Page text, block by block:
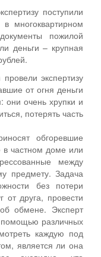
поступили
многоквартирном
пожилой
деньги – крупная
экспертизу
от огня деньги
они очень хрупки и
потерять часть
обгоревшие
частном доме или
между
предмету. Задача
без потери
от друга, провести
обмене. Эксперт
различных
каждую под
является ли она